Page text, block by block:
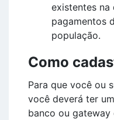
existentes na
pagamentos
população.
Como
Para que você ou
você deverá ter
banco ou gateway